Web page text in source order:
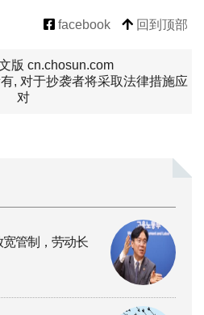
facebook 回到顶部
版 cn.chosun.com
, 对于抄袭者将采取法律措施应
对
宽管制，劳动长